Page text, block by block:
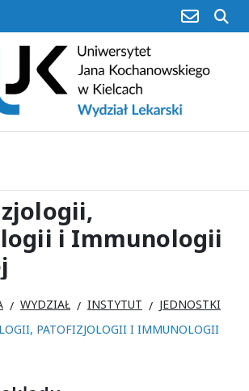
poczta
i Immunologii
WYDZIAŁ INSTYTUT
JEDNOSTKI
PATOFIZJOLOGII I IMMUNOLOGII